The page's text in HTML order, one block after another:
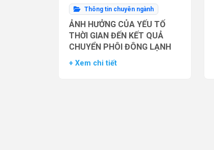
Thông tin chuyên ngành
ẢNH HƯỞNG CỦA YẾU TỐ
THỜI GIAN ĐẾN KẾT QUẢ
CHUYỂN PHÔI ĐÔNG LẠNH
+ Xem chi tiết